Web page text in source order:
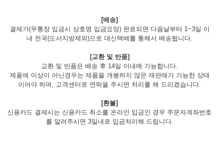
[배송]
결제가(무통장 입금시 상호명 입금요망) 완료되면 다음날부터 1~3일 이
내 전국(도서지방제외)으로 대신택배를 통해서 배송됩니다.
[교환 및 반품]
교환 및 반품은 배송 후 14일 이내에 가능합니다.
제품에 이상이 아닌경우는 제품을 개봉하지 않은 재판매가 가능한 상태
이어야 하며, 고객센터로 연락을 주시면 처리를 해 드리겠습니다.
[환불]
신용카드 결제시는 신용카드 취소를 온라인 입금인 경우 주문자계좌번호
를 알려주시면 3일내로 입금처리해 드립니다.